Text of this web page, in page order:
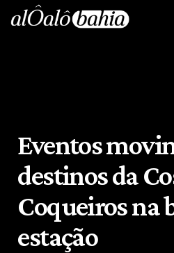
Eventos
destinos da
Coqueiros na
estação